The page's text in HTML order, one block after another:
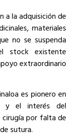
a la adquisición de
materiales
no se suspenda
stock existente
extraordinario
es pionero en
y el interés del
cirugía por falta de
sutura.